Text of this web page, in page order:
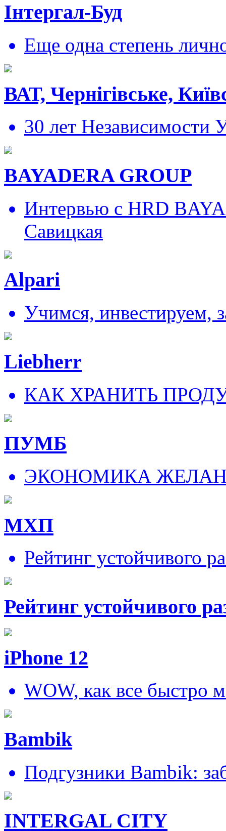
Інтергал-Буд
Еще одна степень
ВАТ, Чернігівське,
30 лет Независимости
BAYADERA GROUP
Интервью с HRD
Савицкая
Alpari
Учимся, инвестируем,
Liebherr
КАК ХРАНИТЬ
ПУМБ
ЭКОНОМИКА
МХП
Рейтинг устойчивого
Рейтинг устойчивого
iPhone 12
WOW, как все быстро
Bambik
Подгузники Bambik:
INTERGAL CITY